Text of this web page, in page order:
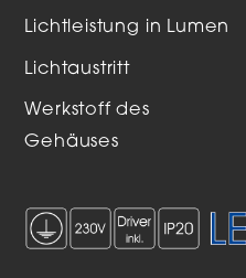
Lichtleistung in Lumen
Lichtaustritt
Werkstoff des
Gehäuses